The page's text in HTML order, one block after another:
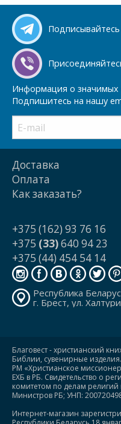
Информация о значимых
Подпишитесь на нашу
Доставка
Оплата
Как заказать?
+375 (162) 93 76 16
+375 (33)640 94 23
+375 (44) 454 54 14
Республика
г. Брест, ул.
Благовест - христианский
Библии, сувенирные
РМ «Христианское
ЕХБ в РБ. Свидетельство о
комитетом по делам
Министров РБ; УНП:
Интернет-магазин